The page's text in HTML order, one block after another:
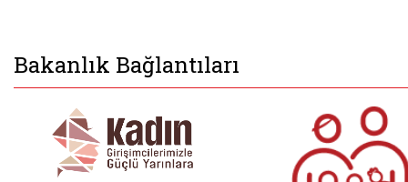
Bakanlık Bağlantıları